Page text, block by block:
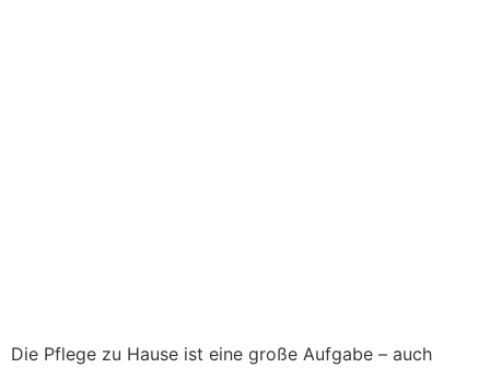
Die Pflege zu Hause ist eine große Aufgabe – auch